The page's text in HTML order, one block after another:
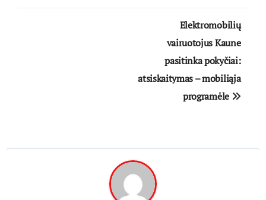
Elektromobilių
vairuotojus Kaune
pasitinka pokyčiai:
atsiskaitymas – mobiliąja
programėle